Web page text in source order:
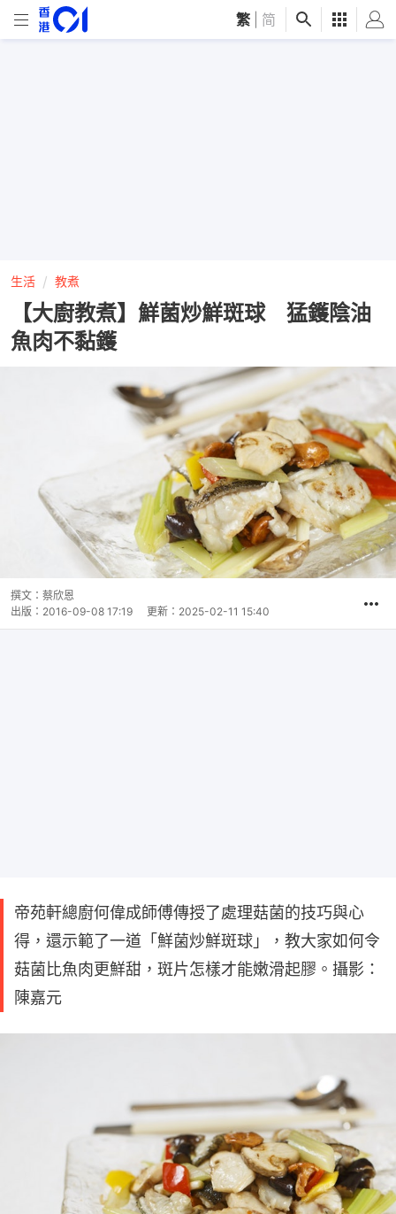
繁 简
生活 教煮
【大廚教煮】鮮菌炒鮮斑球 猛鑊陰油
魚肉不黏鑊
撰文： 蔡欣恩
出版： 2016-09-08 17:19 更新： 2025-02-11 15:40
帝苑軒總廚何偉成師傅傳授了處理菇菌的技巧與心
得，還示範了一道「鮮菌炒鮮斑球」，教大家如何令
菇菌比魚肉更鮮甜，斑片怎樣才能嫩滑起膠。攝影：
陳嘉元